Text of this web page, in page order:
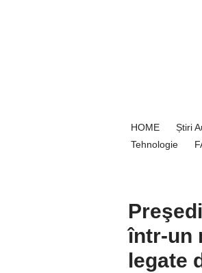
HOME Știri
Tehnologie
într-un
legate